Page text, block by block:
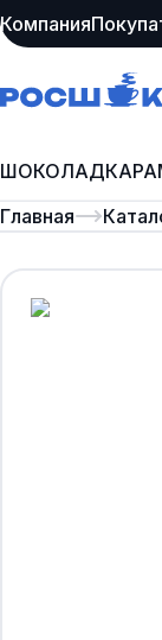
Компания
ШОКОЛАД
Главная